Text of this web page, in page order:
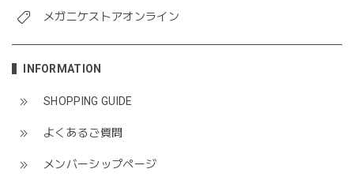
メガニケストアオンライン
INFORMATION
SHOPPING GUIDE
よくあるご質問
メンバーシップページ